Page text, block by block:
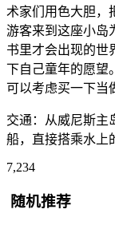
术家们用色大胆，
游客来到这座小岛
书里才会出现的世
下自己童年的愿望
可以考虑买一下当
交通：从威尼斯主
船，直接搭乘水上
7,234
随机推荐